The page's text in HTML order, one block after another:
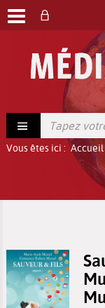
Vous êtes ici : Accueil